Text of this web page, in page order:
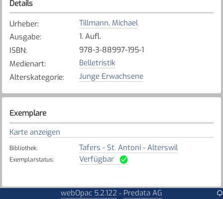
Details
Urheber:
Tillmann, Michael
Ausgabe:
1. Aufl.
ISBN:
978-3-88997-195-1
Medienart:
Belletristik
Alterskategorie: Junge Erwachsene
Exemplare
Karte anzeigen
Bibliothek: Tafers - St. Antoni - Alterswil
Exemplarstatus: Verfügbar
webOpac 5.2.122 - Predata AG